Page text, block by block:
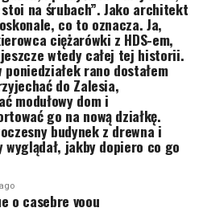
na śrubach”. Jako architekt
co to oznacza. Ja,
ciężarówki z HDS-em,
jeszcze wtedy całej tej historii.
poniedziałek rano dostałem
do Zalesia,
modułowy dom i
go na nową działkę.
budynek z drewna i
wyglądał, jakby dopiero co go
o casebre voou